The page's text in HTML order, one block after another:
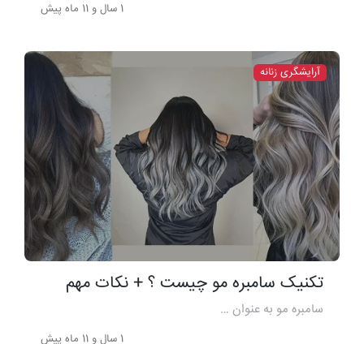
1 سال و 11 ماه پیش
آرایشگری زنانه
تکنیک سامبره مو چیست ؟ + نکات مهم
سامبره مو به عنوان …
1 سال و 11 ماه پیش